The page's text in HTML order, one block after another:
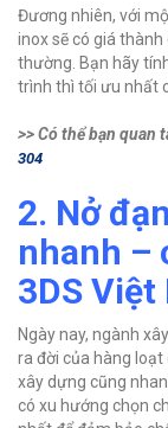
Đương nhiên, với
inox sẽ có giá
thường. Bạn hãy
trình thì tối ưu nhất
>> Có thể bạn quan
304
2. Nở
nhanh –
3DS Việt
Ngày nay, ngành
ra đời của hàng
xây dựng cũng
có xu hướng chọn